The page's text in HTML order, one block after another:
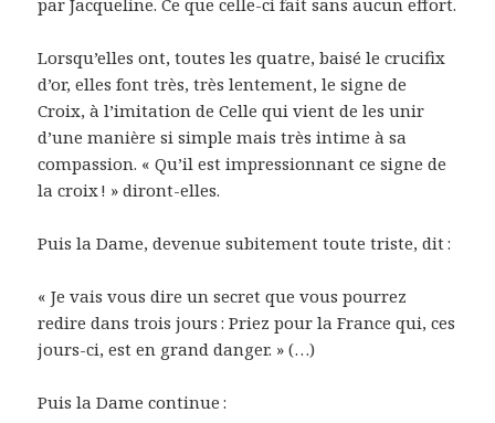
par Jacqueline. Ce que celle-ci fait sans aucun effort.
Lorsqu’elles ont, toutes les quatre, baisé le crucifix
d’or, elles font très, très lentement, le signe de
Croix, à l’imitation de Celle qui vient de les unir
d’une manière si simple mais très intime à sa
compassion. « Qu’il est impressionnant ce signe de
la croix ! » diront-elles.
Puis la Dame, devenue subitement toute triste, dit :
« Je vais vous dire un secret que vous pourrez
redire dans trois jours : Priez pour la France qui, ces
jours-ci, est en grand danger. » (…)
Puis la Dame continue :